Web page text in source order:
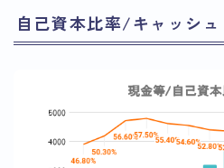
自己資本比率/キャッシュ